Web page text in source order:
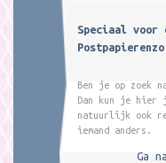
Speciaal voor
Ben je op zoek
Dan kun je hier
natuurlijk ook
iemand anders.
Ga